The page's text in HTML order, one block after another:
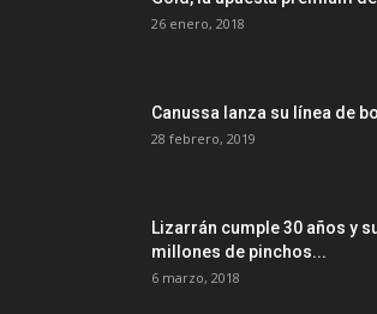
26 enero, 2018
Canussa lanza su línea de
28 febrero, 2019
Lizarrán cumple 30 años y
millones de pinchos...
6 marzo, 2018